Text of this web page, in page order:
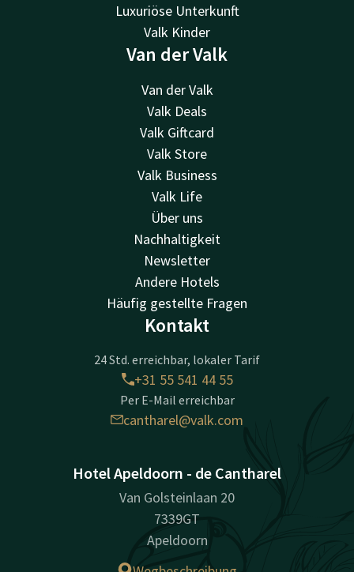
Luxuriöse Unterkunft
Valk Kinder
Van der Valk
Van der Valk
Valk Deals
Valk Giftcard
Valk Store
Valk Business
Valk Life
Über uns
Nachhaltigkeit
Newsletter
Andere Hotels
Häufig gestellte Fragen
Kontakt
24 Std. erreichbar, lokaler Tarif
+31 55 541 44 55
Per E-Mail erreichbar
cantharel@valk.com
Hotel Apeldoorn - de Cantharel
Van Golsteinlaan 20
7339GT
Apeldoorn